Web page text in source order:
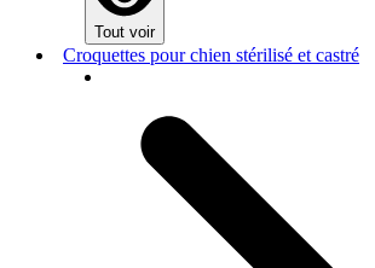
Tout voir
Croquettes pour chien stérilisé et castré